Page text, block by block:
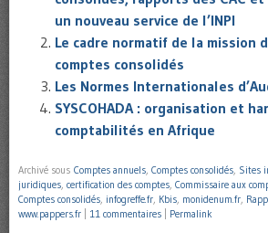
un nouveau service de l’INPI
Le cadre normatif de la mission
comptes consolidés
Les Normes Internationales
SYSCOHADA : organisation et
comptabilités en Afrique
Archivé sous Comptes annuels, Comptes consolidés, Sites
juridiques, certification des comptes, Commissaire aux
Comptes consolidés, infogreffe.fr, Kbis, monidenum.fr,
www.pappers.fr
11 commentaires Permalink